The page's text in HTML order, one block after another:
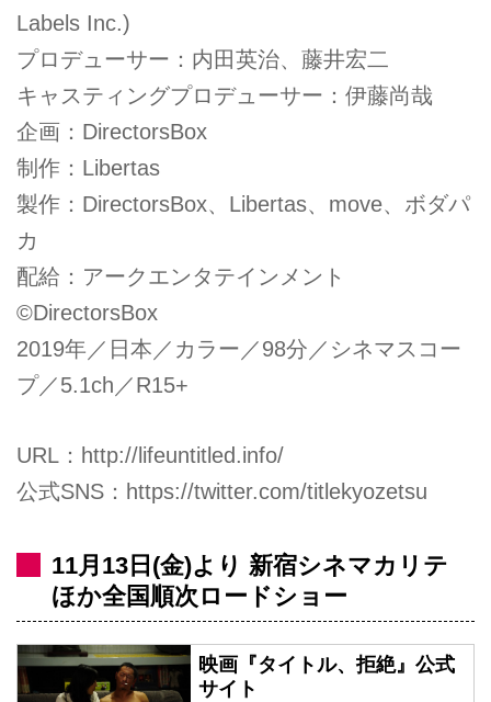
Labels Inc.)
プロデューサー：内田英治、藤井宏二
キャスティングプロデューサー：伊藤尚哉
企画：DirectorsBox
制作：Libertas
製作：DirectorsBox、Libertas、move、ボダパ
カ
配給：アークエンタテインメント
©DirectorsBox
2019年／日本／カラー／98分／シネマスコー
プ／5.1ch／R15+
URL： http://lifeuntitled.info/
公式SNS： https://twitter.com/titlekyozetsu
11月13日(金)より 新宿シネマカリテ
ほか全国順次ロードショー
映画『タイトル、拒絶』公式
サイト